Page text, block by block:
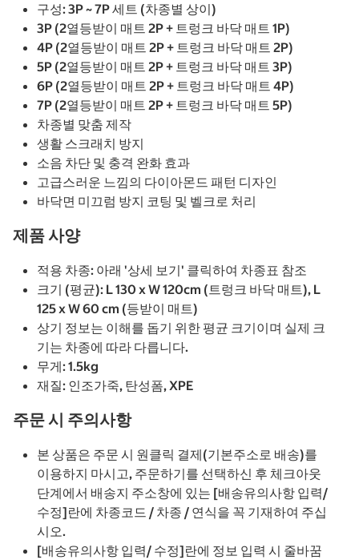
구성: 3P ~ 7P 세트 (차종별 상이)
3P (2열등받이 매트 2P + 트렁크 바닥 매트 1P)
4P (2열등받이 매트 2P + 트렁크 바닥 매트 2P)
5P (2열등받이 매트 2P + 트렁크 바닥 매트 3P)
6P (2열등받이 매트 2P + 트렁크 바닥 매트 4P)
7P (2열등받이 매트 2P + 트렁크 바닥 매트 5P)
차종별 맞춤 제작
생활 스크래치 방지
소음 차단 및 충격 완화 효과
고급스러운 느낌의 다이아몬드 패턴 디자인
바닥면 미끄럼 방지 코팅 및 벨크로 처리
제품 사양
적용 차종: 아래 '상세 보기' 클릭하여 차종표 참조
크기 (평균): L 130 x W 120cm (트렁크 바닥 매트), L
125 x W 60 cm (등받이 매트)
상기 정보는 이해를 돕기 위한 평균 크기이며 실제 크
기는 차종에 따라 다릅니다.
무게: 1.5kg
재질: 인조가죽, 탄성폼, XPE
주문 시 주의사항
​본 상품은 주문 시 원클릭 결제(기본주소로 배송)를
이용하지 마시고, 주문하기를 선택하신 후 체크아웃
단계에서 배송지 주소창에 있는 [배송유의사항 입력/
수정]란에 차종코드 / 차종 / 연식을 꼭 기재하여 주십
시오​.​
[배송유의사항 입력/ 수정]란에 정보 입력 시 줄바꿈